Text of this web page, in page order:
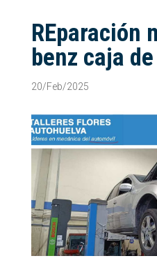
REparación
benz caja
20/Feb/2025